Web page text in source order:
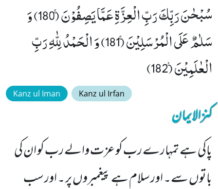
سُبْحٰنَ رَبِّكَ رَبِّ الْعِزَّةِ عَمَّا یَصِفُوْنَۚ (180) وَ
سَلٰمٌ عَلَى الْمُرْسَلِیْنَۚ (181) وَ الْحَمْدُ لِلّٰهِ رَبِّ
الْعٰلَمِیْنَ۠ (182)
Kanz ul Iman Kanz ul Irfan
کنزالایمان
پاکی ہے تمہارے رب کو عزت والے رب کو ان کی
باتوں سے۔ اور سلام ہے پیغمبروں پر ۔ اور سب